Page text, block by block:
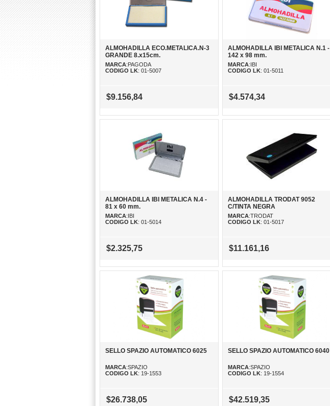
ALMOHADILLA ECO.METALICA.N-3
GRANDE 8.x15cm.
MARCA:PAGODA
CODIGO LK: 01-5007
$9.156,84
ALMOHADILLA IBI METALICA N.1 -
142 x 98 mm.
MARCA:IBI
CODIGO LK: 01-5011
$4.574,34
ALMOHADILLA IBI METALICA N.4 -
81 x 60 mm.
MARCA:IBI
CODIGO LK: 01-5014
$2.325,75
ALMOHADILLA TRODAT 9052
C/TINTA NEGRA
MARCA:TRODAT
CODIGO LK: 01-5017
$11.161,16
SELLO SPAZIO AUTOMATICO 6025
MARCA:SPAZIO
CODIGO LK: 19-1553
$26.738,05
SELLO SPAZIO AUTOMATICO 6040
MARCA:SPAZIO
CODIGO LK: 19-1554
$42.519,35